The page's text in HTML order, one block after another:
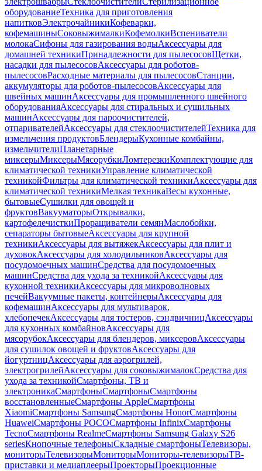
оборудованиеТехника для приготовления
напитковЭлектрочайникиКофеварки,
кофемашиныСоковыжималкиКофемолкиВспениватели
молокаСифоны для газирования водыАксессуары для
домашней техникиПринадлежности для пылесосовЩетки,
насадки для пылесосовАксессуары для роботов-
пылесосовРасходные материалы для пылесосовСтанции,
аккумуляторы для роботов-пылесосовАксессуары для
швейных машинАксессуары для промышленного швейного
оборудованияАксессуары для стиральных и сушильных
машинАксессуары для пароочистителей,
отпаривателейАксессуары для стеклоочистителейТехника для
измельчения продуктовБлендерыКухонные комбайны,
измельчителиПланетарные
миксерыМиксерыМясорубкиЛомтерезкиКомплектующие для
климатической техникиУправление климатической
техникойФильтры для климатической техникиАксессуары для
климатической техникиМелкая техникаВесы кухонные,
бытовыеСушилки для овощей и
фруктовВакууматорыОткрывалки,
картофелечисткиПроращиватели семянМаслобойки,
сепараторы бытовыеАксессуары для крупной
техникиАксессуары для вытяжекАксессуары для плит и
духовокАксессуары для холодильниковАксессуары для
посудомоечных машинСредства для посудомоечных
машинСредства для ухода за техникойАксессуары для
кухонной техникиАксессуары для микроволновых
печейВакуумные пакеты, контейнерыАксессуары для
кофемашинАксессуары для мультиварок,
хлебопечекАксессуары для тостеров, сэндвичницАксессуары
для кухонных комбайновАксессуары для
мясорубокАксессуары для блендеров, миксеровАксессуары
для сушилок овощей и фруктовАксессуары для
йогуртницАксессуары для аэрогрилей,
электрогрилейАксессуары для соковыжималокСредства для
ухода за техникойСмартфоны, ТВ и
электроникаСмартфоныСмартфоныСмартфоны
восстановленныеСмартфоны AppleСмартфоны
XiaomiСмартфоны SamsungСмартфоны HonorСмартфоны
HuaweiСмартфоны POCOСмартфоны InfinixСмартфоны
TecnoСмартфоны RealmeСмартфоны Samsung Galaxy S26
seriesКнопочные телефоныСкладные смартфоныТелевизоры,
мониторыТелевизорыМониторыМониторы-телевизорыТВ-
приставки и медиаплеерыПроекторыПроекционные